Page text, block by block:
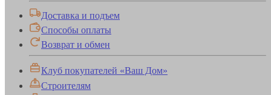
Доставка и подъем
Способы оплаты
Возврат и обмен
Клуб покупателей «Ваш Дом»
Строителям